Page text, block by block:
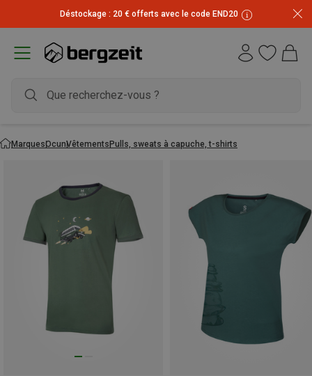
Déstockage : 20 € offerts avec le code END20
MarquesOcunVêtementsPulls, sweats à capuche, t-shirts